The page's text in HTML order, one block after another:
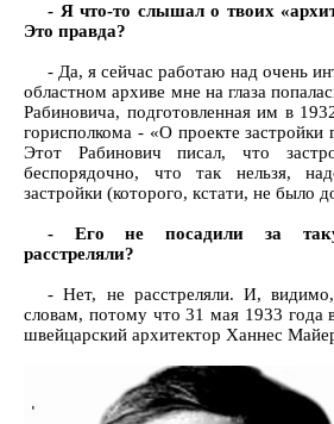
- Я что-то слышал о твоих
Это правда?
- Да, я сейчас работаю над очень
областном архиве мне на глаза
Рабиновича, подготовленная им в
горисполкома - «О проекте застройки
Этот Рабинович писал, что
беспорядочно, что так нельзя,
застройки (которого, кстати, не было
- Его не посадили за
расстреляли?
- Нет, не расстреляли. И,
словам, потому что 31 мая 1933 года
швейцарский архитектор Ханнес